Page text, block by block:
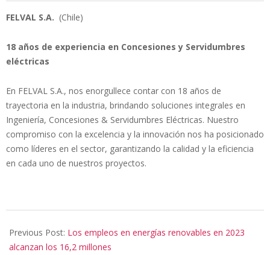
FELVAL S.A. (Chile)
18 años de experiencia en Concesiones y Servidumbres
eléctricas
En FELVAL S.A., nos enorgullece contar con 18 años de
trayectoria en la industria, brindando soluciones integrales en
Ingeniería, Concesiones & Servidumbres Eléctricas. Nuestro
compromiso con la excelencia y la innovación nos ha posicionado
como líderes en el sector, garantizando la calidad y la eficiencia
en cada uno de nuestros proyectos.
10-
06
Previous Post: Los empleos en energías renovables en 2023
alcanzan los 16,2 millones